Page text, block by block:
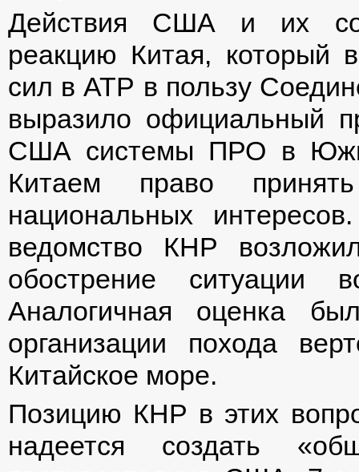
Действия США и их
реакцию Китая, который
сил в АТР в пользу
выразило официальный
США системы ПРО в
Китаем право
национальных
ведомство КНР
обострение ситуации
Аналогичная оценка
организации похода
Китайское море.
Позицию КНР в этих
надеется создать